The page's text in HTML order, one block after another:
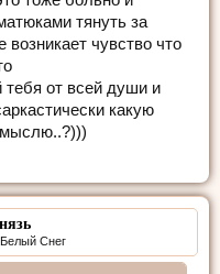
тянуть за
возникает чувство что
тебя от всей души и
какую
Снег